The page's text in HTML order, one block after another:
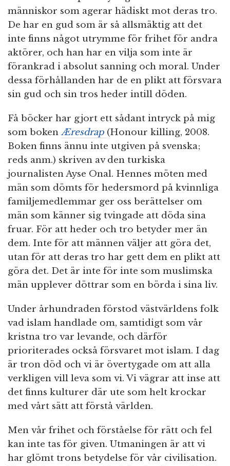
människor som agerar hädiskt mot deras tro.
De har en gud som är så allsmäktig att det
inte finns något utrymme för frihet för andra
aktörer, och han har en vilja som inte är
förankrad i absolut sanning och moral. Under
dessa förhållanden har de en plikt att försvara
sin gud och sin tros heder intill döden.
Få böcker har gjort ett sådant intryck på mig
som boken Æresdrap (Honour killing, 2008.
Boken finns ännu inte utgiven på svenska;
reds anm.) skriven av den turkiska
journalisten Ayse Onal. Hennes möten med
män som dömts för hedersmord på kvinnliga
familjemedlemmar ger oss berättelser om
män som känner sig tvingade att döda sina
fruar. För att heder och tro betyder mer än
dem. Inte för att männen väljer att göra det,
utan för att deras tro har gett dem en plikt att
göra det. Det är inte för inte som muslimska
män upplever döttrar som en börda i sina liv.
Under århundraden förstod västvärldens folk
vad islam handlade om, samtidigt som vår
kristna tro var levande, och därför
prioriterades också försvaret mot islam. I dag
är tron död och vi är övertygade om att alla
verkligen vill leva som vi. Vi vägrar att inse att
det finns kulturer där ute som helt krockar
med vårt sätt att förstå världen.
Men vår frihet och förståelse för rätt och fel
kan inte tas för given. Utmaningen är att vi
har glömt trons betydelse för vår civilisation.